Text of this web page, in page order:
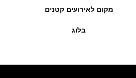
מקום לאירועים קטנים
בלוג